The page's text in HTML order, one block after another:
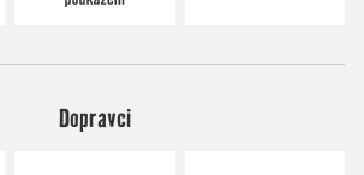
Dopravci